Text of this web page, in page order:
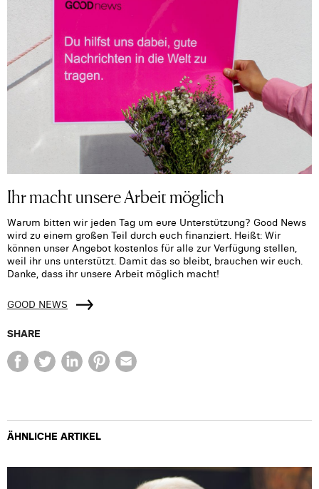
Ihr macht unsere Arbeit möglich
Warum bitten wir jeden Tag um eure Unterstützung? Good News
wird zu einem großen Teil durch euch finanziert. Heißt: Wir
können unser Angebot kostenlos für alle zur Verfügung stellen,
weil ihr uns unterstützt. Damit das so bleibt, brauchen wir euch.
Danke, dass ihr unsere Arbeit möglich macht!
GOOD NEWS
SHARE
ÄHNLICHE ARTIKEL